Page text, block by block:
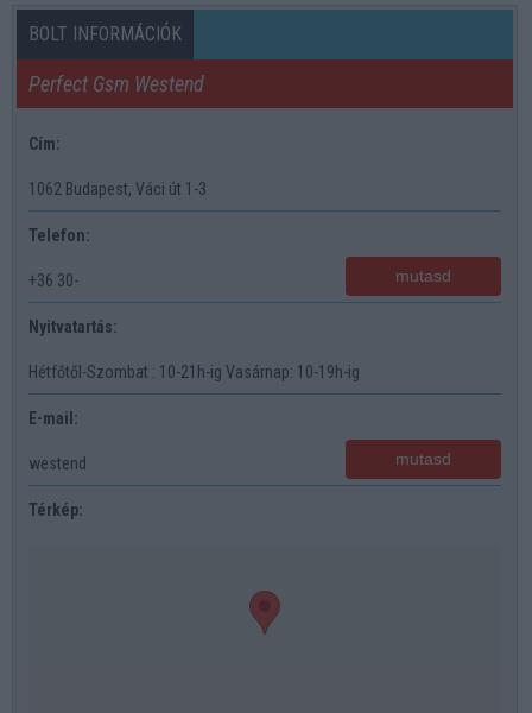
BOLT INFORMÁCIÓK
Perfect Gsm Westend
Cím:
1062 Budapest, Váci út 1-3
Telefon:
+36 30- mutasd
Nyitvatartás:
Hétfőtől-Szombat : 10-21h-ig Vasárnap: 10-19h-ig
E-mail:
westend mutasd
Térkép: